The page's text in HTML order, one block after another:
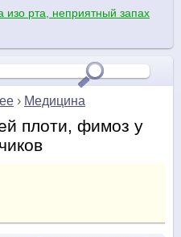
изо рта, неприятный запах
› Медицина
плоти, фимоз у